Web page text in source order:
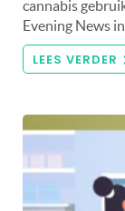
cannabis
Evening News
LEES VERDER